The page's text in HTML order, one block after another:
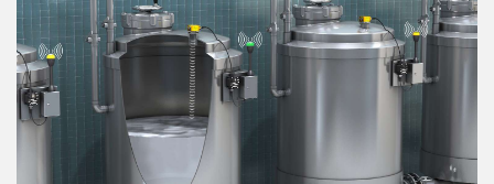
SENSORI
Sensori fotoelettrici
Laser per misurazione di distanza
Barriere di misura
IIOT E LA FABBRICA
INTELLIGENTE
Protocolli di comunicazione industriali
Manutenzione predittiva
Manutenzione predittiva